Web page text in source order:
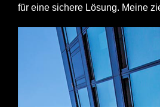
für eine sichere Lösung. Meine